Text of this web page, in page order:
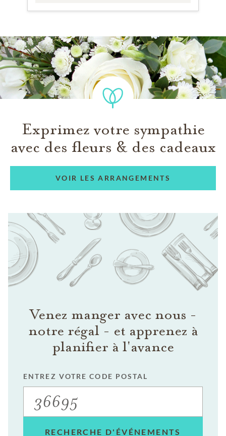
Exprimez votre sympathie
avec des fleurs & des cadeaux
VOIR LES ARRANGEMENTS
Venez manger avec nous -
notre régal - et apprenez à
planifier à l'avance
ENTREZ VOTRE CODE POSTAL
RECHERCHE D'ÉVÉNEMENTS